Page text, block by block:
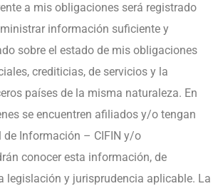
a mis obligaciones será registrado
información suficiente y
sobre el estado de mis obligaciones
crediticias, de servicios y la
países de la misma naturaleza. En
se encuentren afiliados y/o tengan
de Información – CIFIN y/o
conocer esta información, de
legislación y jurisprudencia aplicable. La